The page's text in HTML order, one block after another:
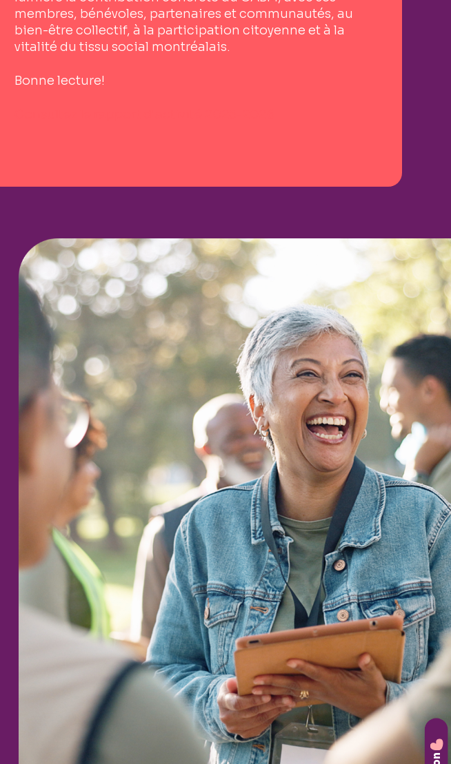
membres, bénévoles, partenaires et communautés, au
bien-être collectif, à la participation citoyenne et à la
vitalité du tissu social montréalais.
Bonne lecture!